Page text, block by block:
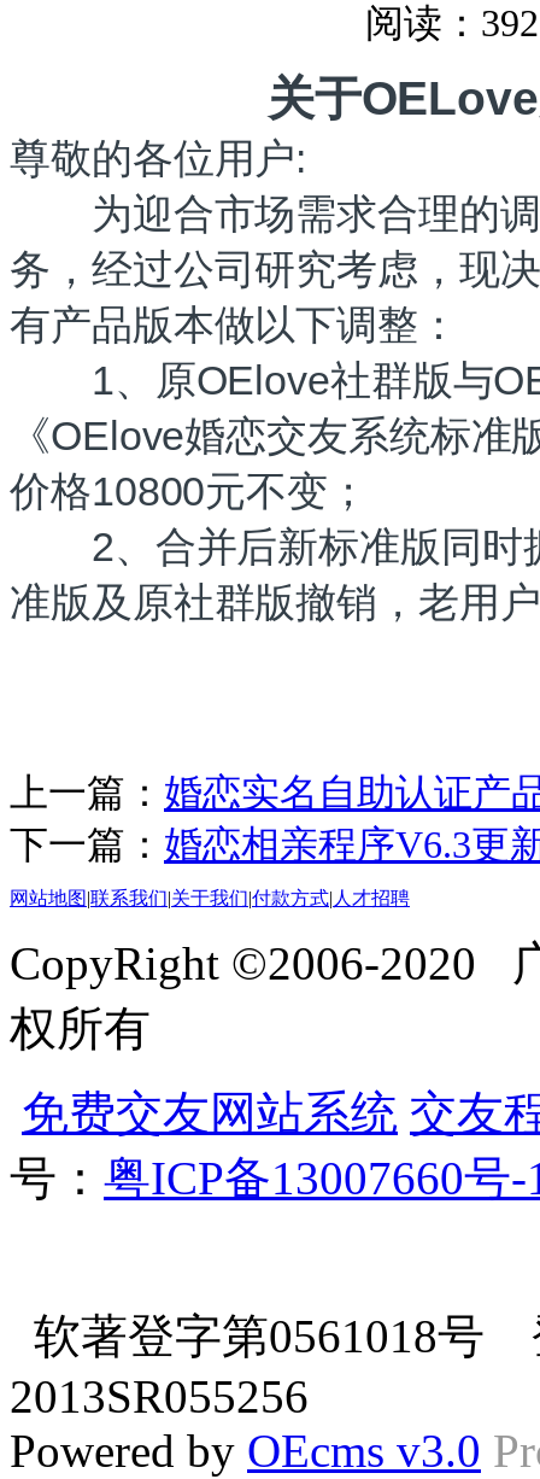
阅读：
关于
尊敬的各位用户:
为迎合市场需求合理的调
务，经过公司研究考虑，现
有产品版本做以下调整：
1、原OElove社群版与
《OElove婚恋交友系统标
价格10800元不变；
2、合并后新标准版同时
准版及原社群版撤销，老用
上一篇： 婚恋实名自助认证产
下一篇： 婚恋相亲程序V6.3更
网站地图|联系我们|关于我们|付款方式| 人才招聘
CopyRight ©2006-2020
权所有
免费交友网站系统 交友
号： 粤ICP备13007660号-
软著登字第0561018号
2013SR055256
Powered by OEcms v3.0